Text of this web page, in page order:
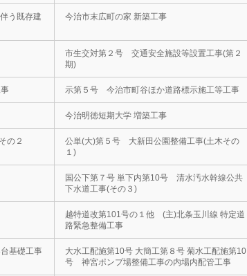
う既存建
今治市末広町の家 新築工事
市生交対第２号 交通安全施設等設置工事(第２
期)
示第５号 今治市町谷ほか道路標示施工等工事
今治明徳短期大学 増築工事
の２
公単(大)第５号 大新田公園整備工事(土木その
１)
国公下第７号 単下内第10号 清水汚水幹線公共
下水道工事(その３)
越特道改第101号の１他 (主)北条玉川線 特定道
路緊急整備工事
基礎工事
大水工配施第10号 大簡工第８号 菊水工配施第10
号 神宮ポンプ場整備工事の内場内配管工事